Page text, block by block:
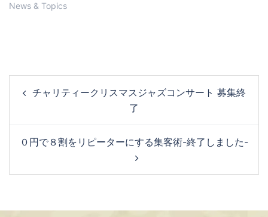
News & Topics
チャリティークリスマスジャズコンサート 募集終
了
０円で８割をリピーターにする集客術-終了しました-